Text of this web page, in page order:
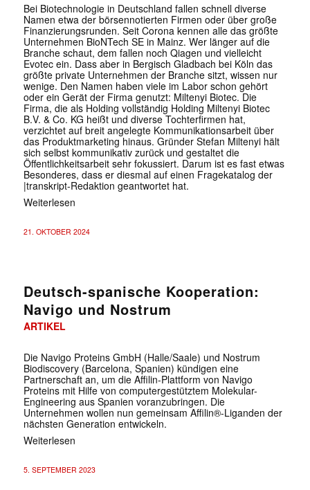
Bei Biotechnologie in Deutschland fallen schnell diverse
Namen etwa der börsennotierten Firmen oder über große
Finanzierungsrunden. Seit Corona kennen alle das größte
Unternehmen BioNTech SE in Mainz. Wer länger auf die
Branche schaut, dem fallen noch Qiagen und vielleicht
Evotec ein. Dass aber in Bergisch Gladbach bei Köln das
größte private Unternehmen der Branche sitzt, wissen nur
wenige. Den Namen haben viele im Labor schon gehört
oder ein Gerät der Firma genutzt: Miltenyi Biotec. Die
Firma, die als Holding vollständig Holding Miltenyi Biotec
B.V. & Co. KG heißt und diverse Tochterfirmen hat,
verzichtet auf breit angelegte Kommunikationsarbeit über
das Produktmarketing hinaus. Gründer Stefan Miltenyi hält
sich selbst kommunikativ zurück und gestaltet die
Öffentlichkeitsarbeit sehr fokussiert. Darum ist es fast etwas
Besonderes, dass er diesmal auf einen Fragekatalog der
|transkript-Redaktion geantwortet hat.
Weiterlesen
21. OKTOBER 2024
Deutsch-spanische Kooperation:
Navigo und Nostrum
ARTIKEL
Die Navigo Proteins GmbH (Halle/Saale) und Nostrum
Biodiscovery (Barcelona, Spanien) kündigen eine
Partnerschaft an, um die Affilin-Plattform von Navigo
Proteins mit Hilfe von computergestütztem Molekular-
Engineering aus Spanien voranzubringen. Die
Unternehmen wollen nun gemeinsam Affilin®-Liganden der
nächsten Generation entwickeln.
Weiterlesen
5. SEPTEMBER 2023